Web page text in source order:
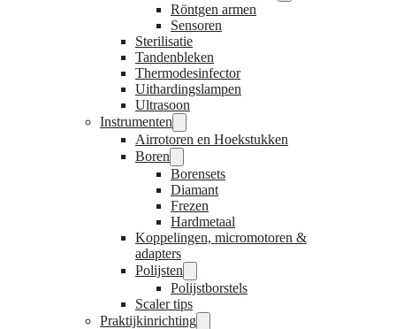
Röntgen armen
Sensoren
Sterilisatie
Tandenbleken
Thermodesinfector
Uithardingslampen
Ultrasoon
Instrumenten
Airrotoren en Hoekstukken
Boren
Borensets
Diamant
Frezen
Hardmetaal
Koppelingen, micromotoren &
adapters
Polijsten
Polijstborstels
Scaler tips
Praktijkinrichting